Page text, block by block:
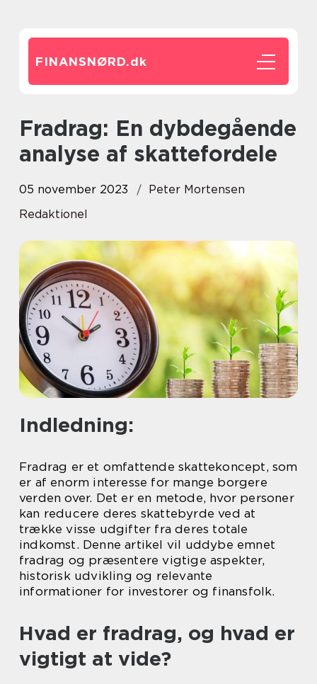
FINANSNØRD.dk
Fradrag: En dybdegående
analyse af skattefordele
05 november 2023
Peter Mortensen
Redaktionel
Indledning:
Fradrag er et omfattende skattekoncept, som
er af enorm interesse for mange borgere
verden over. Det er en metode, hvor personer
kan reducere deres skattebyrde ved at
trække visse udgifter fra deres totale
indkomst. Denne artikel vil uddybe emnet
fradrag og præsentere vigtige aspekter,
historisk udvikling og relevante
informationer for investorer og finansfolk.
Hvad er fradrag, og hvad er
vigtigt at vide?